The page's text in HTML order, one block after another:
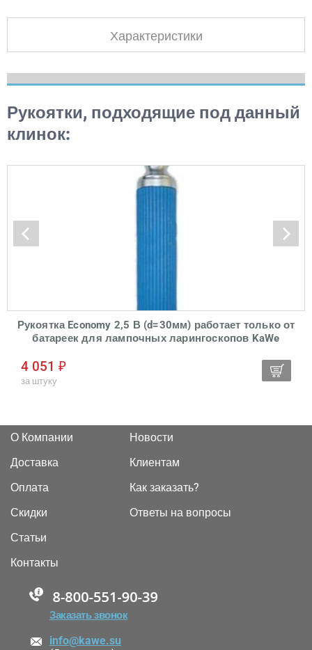
Характеристики
Рукоятки, подходящие под данный
клинок:
Рукоятка Economy 2,5 В (d=30мм) работает только от
батареек для лампочных ларингоскопов KaWe
4 051 ₽
за штуку
О Компании
Доставка
Оплата
Скидки
Новости
Клиентам
Как заказать?
Ответы на вопросы
Статьи
Контакты
88005555550
Заказать звонок
info@kawe.su